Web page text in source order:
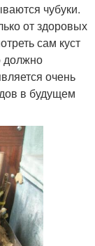
чубуки.
от здоровых
сам куст
должно
очень
в будущем